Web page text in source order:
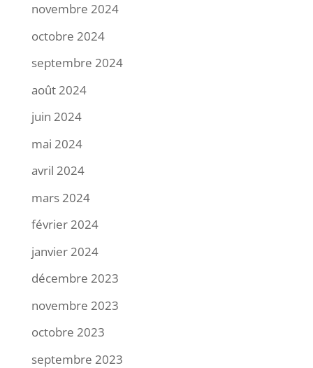
novembre 2024
octobre 2024
septembre 2024
août 2024
juin 2024
mai 2024
avril 2024
mars 2024
février 2024
janvier 2024
décembre 2023
novembre 2023
octobre 2023
septembre 2023